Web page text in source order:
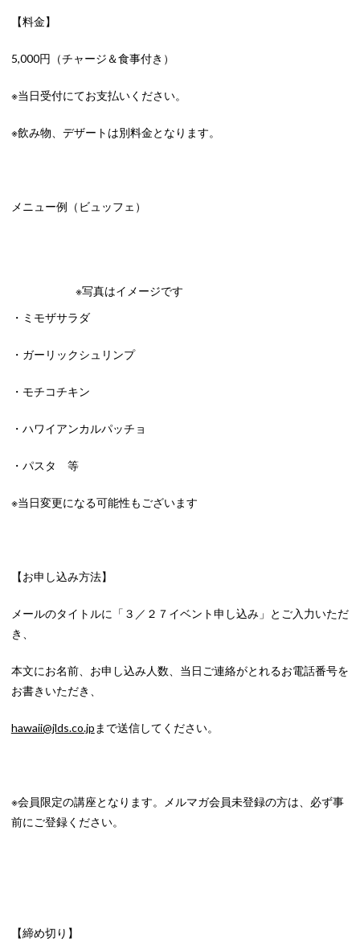
【料金】
5,000円（チャージ＆食事付き）
※当日受付にてお支払いください。
※飲み物、デザートは別料金となります。
メニュー例（ビュッフェ）
※写真はイメージです
・ミモザサラダ
・ガーリックシュリンプ
・モチコチキン
・ハワイアンカルパッチョ
・パスタ 等
※当日変更になる可能性もございます
【お申し込み方法】
メールのタイトルに「３／２７イベント申し込み」とご入力いただ
き、
本文にお名前、お申し込み人数、当日ご連絡がとれるお電話番号を
お書きいただき、
hawaii@jlds.co.jp まで送信してください。
※会員限定の講座となります。メルマガ会員未登録の方は、必ず事
前にご登録ください。
【締め切り】